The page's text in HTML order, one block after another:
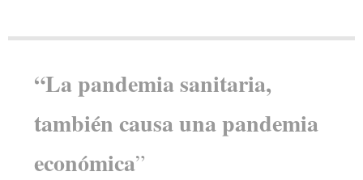
“La pandemia sanitaria,
también causa una pandemia
económica”